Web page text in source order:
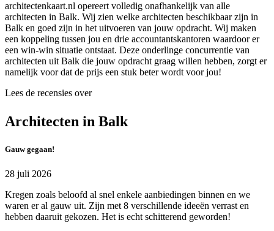
architectenkaart.nl opereert volledig onafhankelijk van alle
architecten in Balk. Wij zien welke architecten beschikbaar zijn in
Balk en goed zijn in het uitvoeren van jouw opdracht. Wij maken
een koppeling tussen jou en drie accountantskantoren waardoor er
een win-win situatie ontstaat. Deze onderlinge concurrentie van
architecten uit Balk die jouw opdracht graag willen hebben, zorgt er
namelijk voor dat de prijs een stuk beter wordt voor jou!
Lees de recensies over
Architecten in Balk
Gauw gegaan!
28 juli 2026
Kregen zoals beloofd al snel enkele aanbiedingen binnen en we
waren er al gauw uit. Zijn met 8 verschillende ideeën verrast en
hebben daaruit gekozen. Het is echt schitterend geworden!